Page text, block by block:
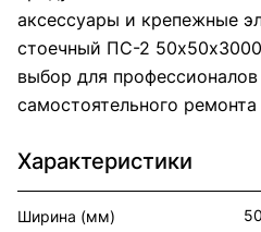
аксессуары и крепежные
стоечный ПС-2
выбор для
самостоятельного
Характеристики
Ширина (мм) 50